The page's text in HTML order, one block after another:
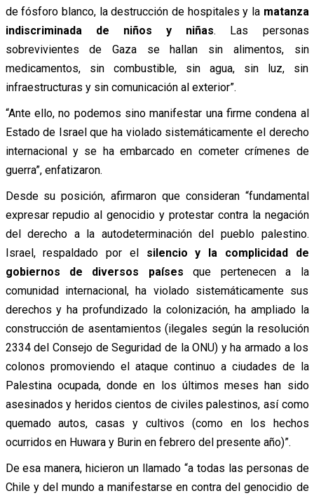
de fósforo blanco, la destrucción de hospitales y la matanza
indiscriminada de niños y niñas. Las personas
sobrevivientes de Gaza se hallan sin alimentos, sin
medicamentos, sin combustible, sin agua, sin luz, sin
infraestructuras y sin comunicación al exterior”.
“Ante ello, no podemos sino manifestar una firme condena al
Estado de Israel que ha violado sistemáticamente el derecho
internacional y se ha embarcado en cometer crímenes de
guerra”, enfatizaron.
Desde su posición, afirmaron que consideran “fundamental
expresar repudio al genocidio y protestar contra la negación
del derecho a la autodeterminación del pueblo palestino.
Israel, respaldado por el silencio y la complicidad de
gobiernos de diversos países que pertenecen a la
comunidad internacional, ha violado sistemáticamente sus
derechos y ha profundizado la colonización, ha ampliado la
construcción de asentamientos (ilegales según la resolución
2334 del Consejo de Seguridad de la ONU) y ha armado a los
colonos promoviendo el ataque continuo a ciudades de la
Palestina ocupada, donde en los últimos meses han sido
asesinados y heridos cientos de civiles palestinos, así como
quemado autos, casas y cultivos (como en los hechos
ocurridos en Huwara y Burin en febrero del presente año)”.
De esa manera, hicieron un llamado “a todas las personas de
Chile y del mundo a manifestarse en contra del genocidio de